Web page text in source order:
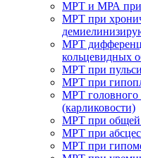
МРТ и МРА при
МРТ при
МРТ
кольцевидных
МРТ при
МРТ при
МРТ головного
(карликовости)
МРТ при общей
МРТ при
МРТ при